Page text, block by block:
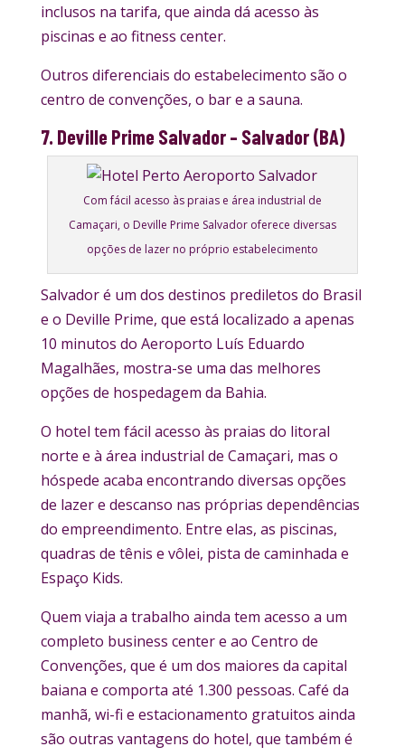
inclusos na tarifa, que ainda dá acesso às
piscinas e ao fitness center.
Outros diferenciais do estabelecimento são o
centro de convenções, o bar e a sauna.
7. Deville Prime Salvador – Salvador (BA)
Com fácil acesso às praias e área industrial de
Camaçari, o Deville Prime Salvador oferece diversas
opções de lazer no próprio estabelecimento
Salvador é um dos destinos prediletos do Brasil
e o Deville Prime, que está localizado a apenas
10 minutos do Aeroporto Luís Eduardo
Magalhães, mostra-se uma das melhores
opções de hospedagem da Bahia.
O hotel tem fácil acesso às praias do litoral
norte e à área industrial de Camaçari, mas o
hóspede acaba encontrando diversas opções
de lazer e descanso nas próprias dependências
do empreendimento. Entre elas, as piscinas,
quadras de tênis e vôlei, pista de caminhada e
Espaço Kids.
Quem viaja a trabalho ainda tem acesso a um
completo business center e ao Centro de
Convenções, que é um dos maiores da capital
baiana e comporta até 1.300 pessoas. Café da
manhã, wi-fi e estacionamento gratuitos ainda
são outras vantagens do hotel, que também é